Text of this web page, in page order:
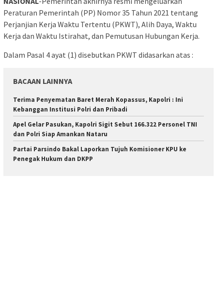
Peraturan Pemerintah (PP) Nomor 35 Tahun 2021 tentang
Perjanjian Kerja Waktu Tertentu (PKWT), Alih Daya, Waktu
Kerja dan Waktu Istirahat, dan Pemutusan Hubungan Kerja.
Dalam Pasal 4 ayat (1) disebutkan PKWT didasarkan atas :
BACAAN LAINNYA
Terima Penyematan Baret Merah Kopassus, Kapolri : Ini
Kebanggan Institusi Polri dan Pribadi
Apel Gelar Pasukan, Kapolri Sigit Sebut 166.322 Personel TNI
dan Polri Siap Amankan Nataru
Partai Parsindo Bakal Laporkan Tujuh Komisioner KPU ke
Penegak Hukum dan DKPP